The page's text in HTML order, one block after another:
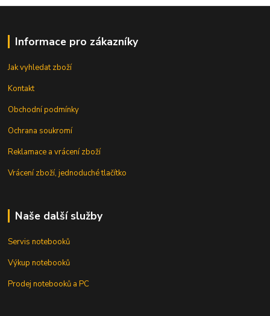
Informace pro zákazníky
Jak vyhledat zboží
Kontakt
Obchodní podmínky
Ochrana soukromí
Reklamace a vrácení zboží
Vrácení zboží, jednoduché tlačítko
Naše další služby
Servis notebooků
Výkup notebooků
Prodej notebooků a PC